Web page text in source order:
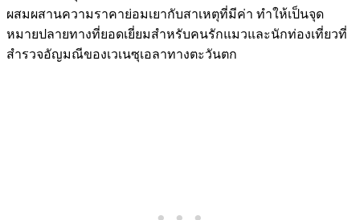
ผสมผสานความราคาย่อมเยากับสาเหตุที่มีค่า ทำให้เป็นจุด
หมายปลายทางที่ยอดเยี่ยมสำหรับคนรักแมวและนักท่องเที่ยวที่
สำรวจอัญมณีของเวเนซุเอลาทางตะวันตก